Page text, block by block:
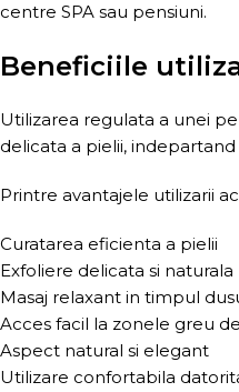
centre SPA sau pensiuni.
Beneficiile
Utilizarea regulata a unei
delicata a pielii,
Printre avantajele utilizarii
Curatarea eficienta a pielii
Exfoliere delicata si naturala
Masaj relaxant in timpul
Acces facil la zonele greu
Aspect natural si elegant
Utilizare confortabila